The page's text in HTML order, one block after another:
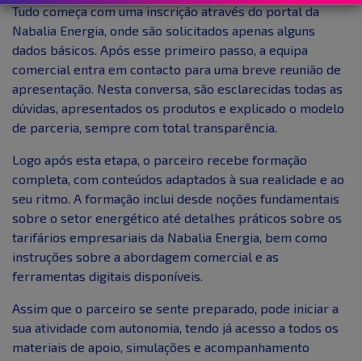
Tudo começa com uma inscrição através do portal da
Nabalia Energia, onde são solicitados apenas alguns
dados básicos. Após esse primeiro passo, a equipa
comercial entra em contacto para uma breve reunião de
apresentação. Nesta conversa, são esclarecidas todas as
dúvidas, apresentados os produtos e explicado o modelo
de parceria, sempre com total transparência.
Logo após esta etapa, o parceiro recebe formação
completa, com conteúdos adaptados à sua realidade e ao
seu ritmo. A formação inclui desde noções fundamentais
sobre o setor energético até detalhes práticos sobre os
tarifários empresariais da Nabalia Energia, bem como
instruções sobre a abordagem comercial e as
ferramentas digitais disponíveis.
Assim que o parceiro se sente preparado, pode iniciar a
sua atividade com autonomia, tendo já acesso a todos os
materiais de apoio, simulações e acompanhamento